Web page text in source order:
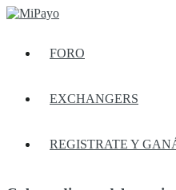
FORO
EXCHANGERS
REGISTRATE Y